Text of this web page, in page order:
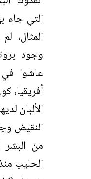
التي جاء
المثال،
وجود
عاشوا
أفريقيا،
الألبان
النقيض
من البشر
الحليب منذ 5000